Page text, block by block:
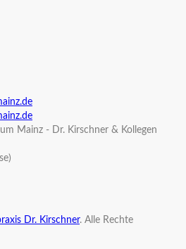
Mainz - Dr. Kirschner & Kollegen
Dr. Kirschner. Alle Rechte